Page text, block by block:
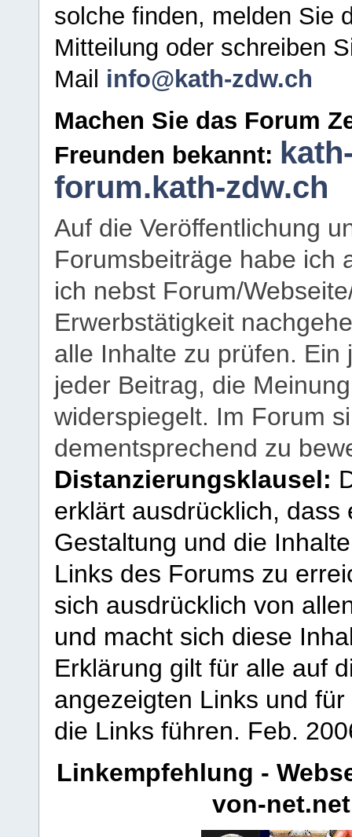
solche finden, melden Sie
Mitteilung oder schreiben
Mail info@kath-zdw.ch
Machen Sie das Forum
Freunden bekannt:
forum.kath-zdw.ch
Auf die Veröffentlichung
Forumsbeiträge habe ich
ich nebst Forum/
Erwerbstätigkeit
alle Inhalte zu prüfen.
jeder Beitrag, die
widerspiegelt. Im Forum
dementsprechend zu
Distanzierungsklausel:
erklärt ausdrücklich,
Gestaltung und die
Links des Forums zu
sich ausdrücklich von
und macht sich diese
Erklärung gilt für alle auf
angezeigten Links und
die Links führen. Feb.
Linkempfehlung -
von-net.net